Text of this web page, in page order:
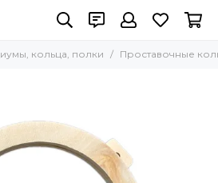
полки
кольца, полки Проставочные